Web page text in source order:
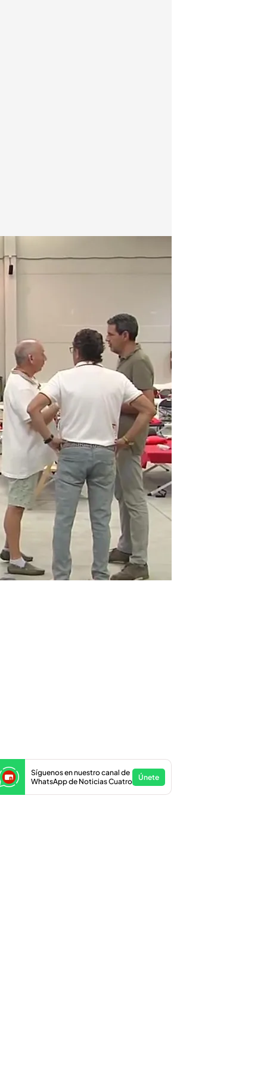
Síguenos en nuestro canal de
WhatsApp de Noticias Cuatro
Únete